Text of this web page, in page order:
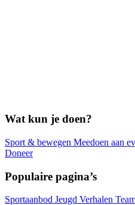
Wat kun je doen?
Sport & bewegen Meedoen aan
Doneer
Populaire pagina’s
Sportaanbod Jeugd Verhalen